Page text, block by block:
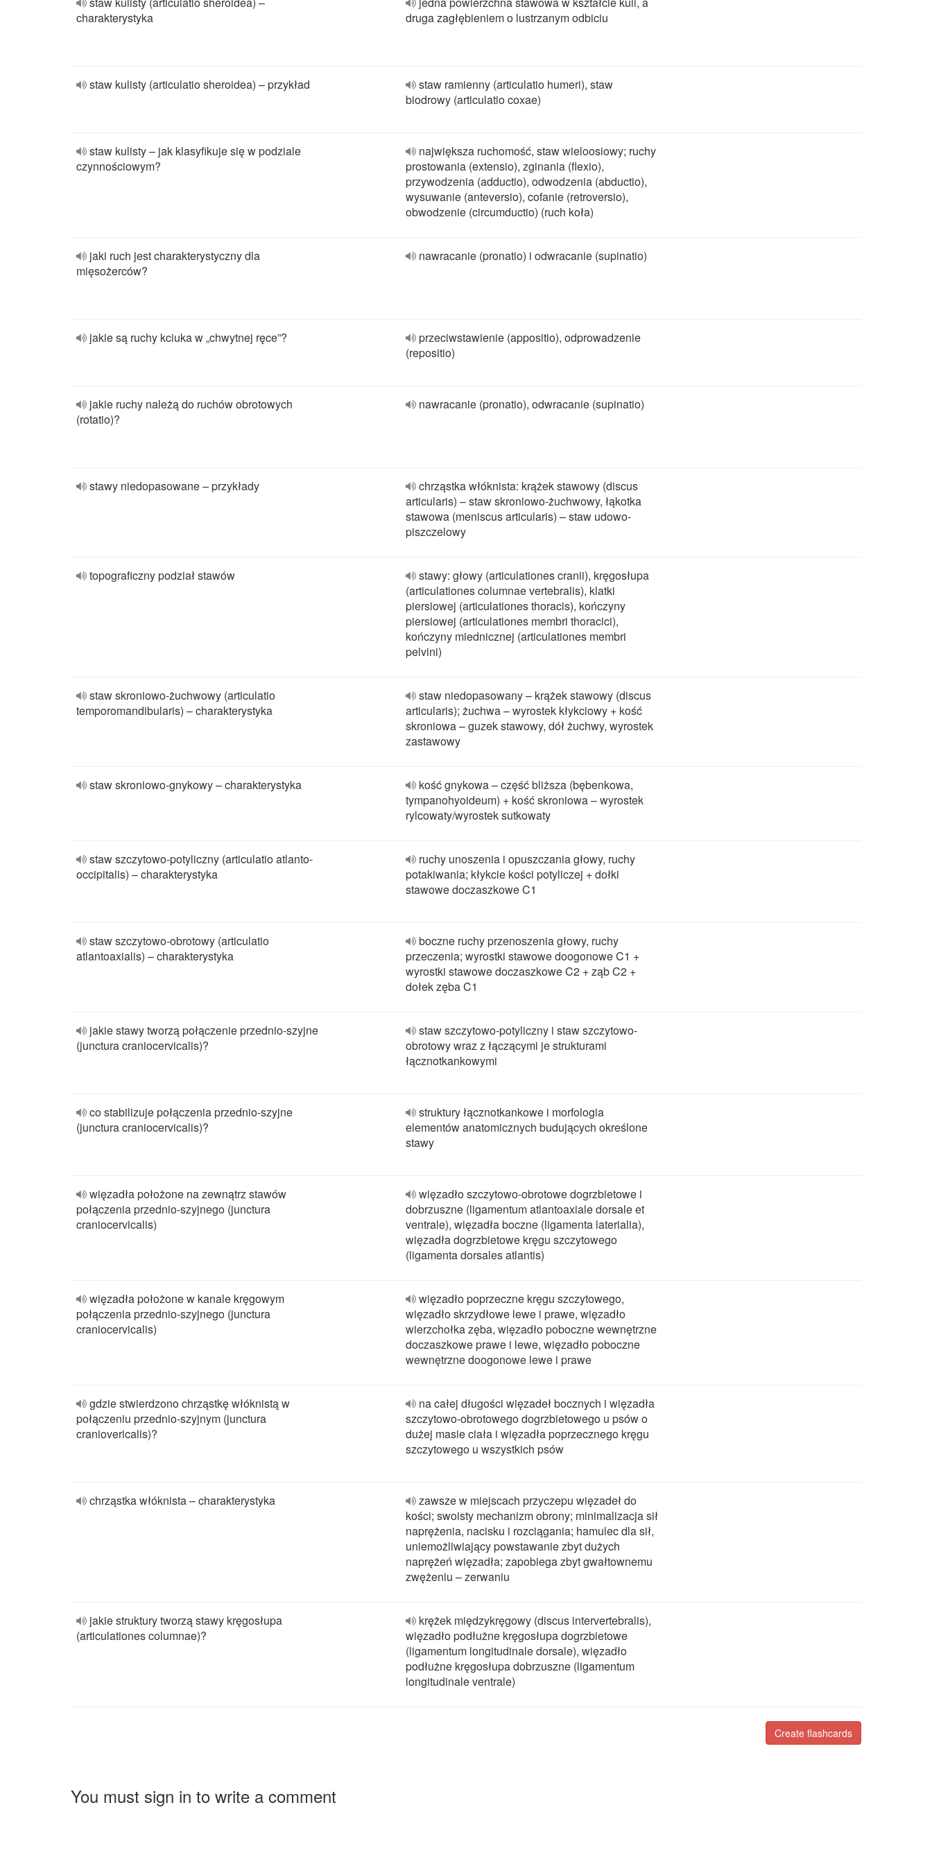
charakterystyka
druga zagłębieniem o lustrzanym odbiciu
staw kulisty (articulatio sheroidea) – przykład
staw ramienny (articulatio humeri), staw
biodrowy (articulatio coxae)
staw kulisty – jak klasyfikuje się w podziale
czynnościowym?
największa ruchomość, staw wieloosiowy; ruchy
prostowania (extensio), zginania (flexio),
przywodzenia (adductio), odwodzenia (abductio),
wysuwanie (anteversio), cofanie (retroversio),
obwodzenie (circumductio) (ruch koła)
jaki ruch jest charakterystyczny dla
mięsożerców?
nawracanie (pronatio) i odwracanie (supinatio)
jakie są ruchy kciuka w „chwytnej ręce”?
przeciwstawienie (appositio), odprowadzenie
(repositio)
jakie ruchy należą do ruchów obrotowych
(rotatio)?
nawracanie (pronatio), odwracanie (supinatio)
stawy niedopasowane – przykłady
chrząstka włóknista: krążek stawowy (discus
articularis) – staw skroniowo-żuchwowy, łąkotka
stawowa (meniscus articularis) – staw udowo-
piszczelowy
topograficzny podział stawów
stawy: głowy (articulationes cranii), kręgosłupa
(articulationes columnae vertebralis), klatki
piersiowej (articulationes thoracis), kończyny
piersiowej (articulationes membri thoracici),
kończyny miednicznej (articulationes membri
pelvini)
staw skroniowo-żuchwowy (articulatio
temporomandibularis) – charakterystyka
staw niedopasowany – krążek stawowy (discus
articularis); żuchwa – wyrostek kłykciowy + kość
skroniowa – guzek stawowy, dół żuchwy, wyrostek
zastawowy
staw skroniowo-gnykowy – charakterystyka
kość gnykowa – część bliższa (bębenkowa,
tympanohyoideum) + kość skroniowa – wyrostek
rylcowaty/wyrostek sutkowaty
staw szczytowo-potyliczny (articulatio atlanto-
occipitalis) – charakterystyka
ruchy unoszenia i opuszczania głowy, ruchy
potakiwania; kłykcie kości potyliczej + dołki
stawowe doczaszkowe C1
staw szczytowo-obrotowy (articulatio
atlantoaxialis) – charakterystyka
boczne ruchy przenoszenia głowy, ruchy
przeczenia; wyrostki stawowe doogonowe C1 +
wyrostki stawowe doczaszkowe C2 + ząb C2 +
dołek zęba C1
jakie stawy tworzą połączenie przednio-szyjne
(junctura craniocervicalis)?
staw szczytowo-potyliczny i staw szczytowo-
obrotowy wraz z łączącymi je strukturami
łącznotkankowymi
co stabilizuje połączenia przednio-szyjne
(junctura craniocervicalis)?
struktury łącznotkankowe i morfologia
elementów anatomicznych budujących określone
stawy
więzadła położone na zewnątrz stawów
połączenia przednio-szyjnego (junctura
craniocervicalis)
więzadło szczytowo-obrotowe dogrzbietowe i
dobrzuszne (ligamentum atlantoaxiale dorsale et
ventrale), więzadła boczne (ligamenta laterialia),
więzadła dogrzbietowe kręgu szczytowego
(ligamenta dorsales atlantis)
więzadła położone w kanale kręgowym
połączenia przednio-szyjnego (junctura
craniocervicalis)
więzadło poprzeczne kręgu szczytowego,
więzadło skrzydłowe lewe i prawe, więzadło
wierzchołka zęba, więzadło poboczne wewnętrzne
doczaszkowe prawe i lewe, więzadło poboczne
wewnętrzne doogonowe lewe i prawe
gdzie stwierdzono chrząstkę włóknistą w
połączeniu przednio-szyjnym (junctura
craniovericalis)?
na całej długości więzadeł bocznych i więzadła
szczytowo-obrotowego dogrzbietowego u psów o
dużej masie ciała i więzadła poprzecznego kręgu
szczytowego u wszystkich psów
chrząstka włóknista – charakterystyka
zawsze w miejscach przyczepu więzadeł do
kości; swoisty mechanizm obrony; minimalizacja sił
naprężenia, nacisku i rozciągania; hamulec dla sił,
uniemożliwiający powstawanie zbyt dużych
naprężeń więzadła; zapobiega zbyt gwałtownemu
zwężeniu – zerwaniu
jakie struktury tworzą stawy kręgosłupa
(articulationes columnae)?
krężek międzykręgowy (discus intervertebralis),
więzadło podłużne kręgosłupa dogrzbietowe
(ligamentum longitudinale dorsale), więzadło
podłużne kręgosłupa dobrzuszne (ligamentum
longitudinale ventrale)
Create flashcards
You must sign in to write a comment